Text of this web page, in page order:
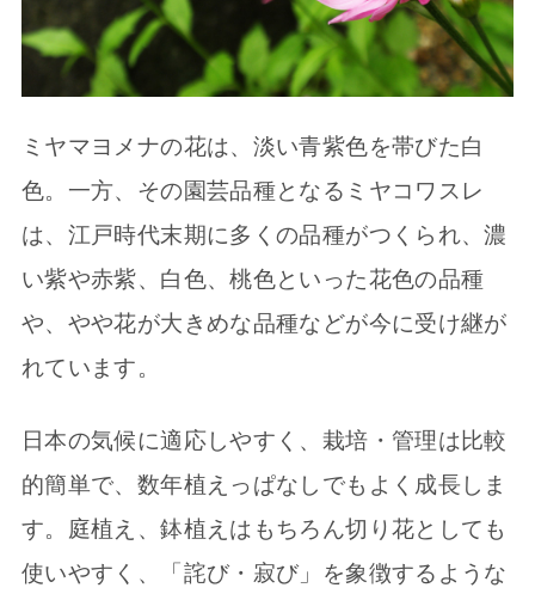
ミヤマヨメナの花は、淡い青紫色を帯びた白
色。一方、その園芸品種となるミヤコワスレ
は、江戸時代末期に多くの品種がつくられ、濃
い紫や赤紫、白色、桃色といった花色の品種
や、やや花が大きめな品種などが今に受け継が
れています。
日本の気候に適応しやすく、栽培・管理は比較
的簡単で、数年植えっぱなしでもよく成長しま
す。庭植え、鉢植えはもちろん切り花としても
使いやすく、「詫び・寂び」を象徴するような